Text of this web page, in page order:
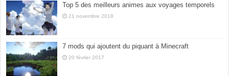
Top 5 des meilleurs animes aux voyages temporels
21 novembre 2018
7 mods qui ajoutent du piquant à Minecraft
20 février 2017